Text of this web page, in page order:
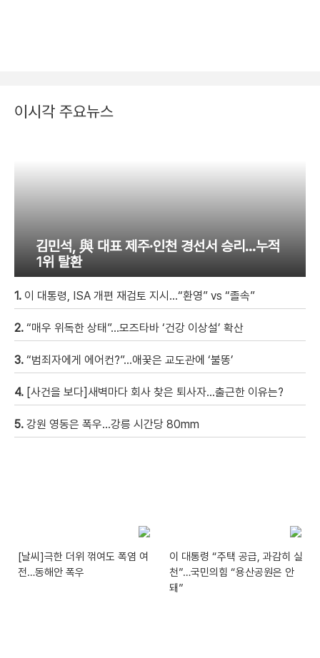
이시각 주요뉴스
김민석, 與 대표 제주·인천 경선서 승리…누적
1위 탈환
1. 이 대통령, ISA 개편 재검토 지시…“환영” vs “졸속”
2. “매우 위독한 상태”…모즈타바 ‘건강 이상설’ 확산
3. “범죄자에게 에어컨?”…애꿎은 교도관에 ‘불똥’
4. [사건을 보다]새벽마다 회사 찾은 퇴사자…출근한 이유는?
5. 강원 영동은 폭우…강릉 시간당 80mm
[날씨]극한 더위 꺾여도 폭염 여
전…동해안 폭우
이 대통령 “주택 공급, 과감히 실
천”…국민의힘 “용산공원은 안
돼”